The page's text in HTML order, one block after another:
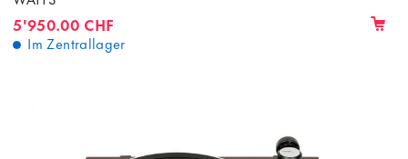
5'950.00 CHF
Im Zentrallager